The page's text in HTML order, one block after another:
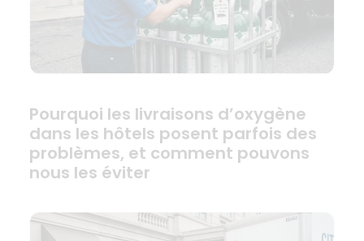
Pourquoi les livraisons d’oxygène
dans les hôtels posent parfois des
problèmes, et comment pouvons
nous les éviter